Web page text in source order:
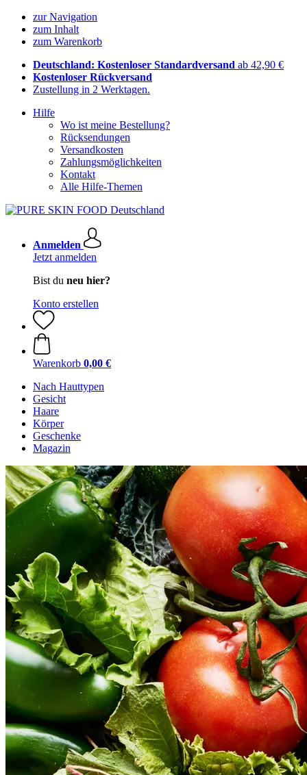
zur Navigation
zum Inhalt
zum Warenkorb
Deutschland: Kostenloser Standardversand ab 42,90 €
Kostenloser Rückversand
Zustellung in 2 Werktagen.
Hilfe
Wo ist meine Bestellung?
Rücksendungen
Versandkosten
Zahlungsmöglichkeiten
Kontakt
Alle Hilfe-Themen
Anmelden
Jetzt anmelden
Bist du neu hier?
Konto erstellen
Warenkorb 0,00 €
Nach Hauttypen
Gesicht
Haare
Körper
Geschenke
Magazin